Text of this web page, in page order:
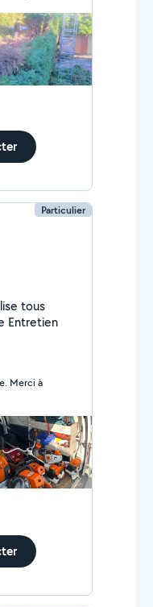
Particulier
tous
Entretien
à